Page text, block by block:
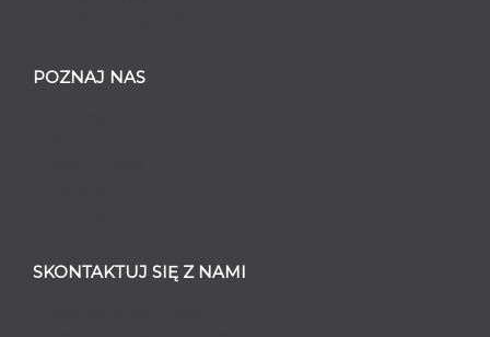
POZNAJ NAS
SKONTAKTUJ SIĘ Z NAMI